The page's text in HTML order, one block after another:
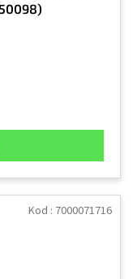
Kod : 7000071716